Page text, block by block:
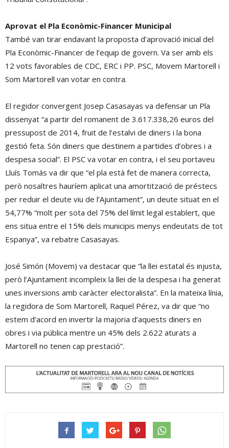
Aprovat el Pla Econòmic-Financer Municipal
També van tirar endavant la proposta d’aprovació inicial del
Pla Econòmic-Financer de l’equip de govern. Va ser amb els
12 vots favorables de CDC, ERC i PP. PSC, Movem Martorell i
Som Martorell van votar en contra.
El regidor convergent Josep Casasayas va defensar un Pla
dissenyat “a partir del romanent de 3.617.338,26 euros del
pressupost de 2014, fruit de l’estalvi de diners i la bona
gestió feta. Són diners que destinem a partides d’obres i a
despesa social”. El PSC va votar en contra, i el seu portaveu
Lluís Tomás va dir que “el pla està fet de manera correcta,
però nosaltres hauríem aplicat una amortització de préstecs
per reduir el deute viu de l’Ajuntament”, un deute situat en el
54,77% “molt per sota del 75% del límit legal establert, que
ens situa entre el 15% dels municipis menys endeutats de tot
Espanya”, va rebatre Casasayas.
José Simón (Movem) va destacar que “la llei estatal és injusta,
però l’Ajuntament incompleix la llei de la despesa i ha generat
unes inversions amb caràcter electoralista”. En la mateixa línia,
la regidora de Som Martorell, Raquel Pérez, va dir que “no
estem d’acord en invertir la majoria d’aquests diners en
obres i via pública mentre un 45% dels 2.622 aturats a
Martorell no tenen cap prestació”.